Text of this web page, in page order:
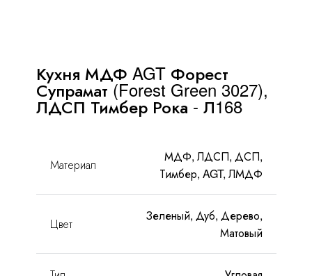
Доставка и оплата
Гарантии и качество
Контакты
Акции
Кухня МДФ AGT Форест
Супрамат (Forest Green 3027),
ЛДСП Тимбер Рока - Л168
Материал
МДФ, ЛДСП, ДСП,
Тимбер, AGT, ЛМДФ
Цвет
Зеленый, Дуб, Дерево,
Матовый